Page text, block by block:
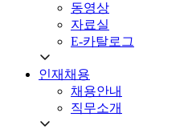
동영상
자료실
E-카탈로그
인재채용
채용안내
직무소개